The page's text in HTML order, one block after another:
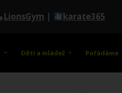
LionsGym | karate365
Děti a mládež Pořádáme